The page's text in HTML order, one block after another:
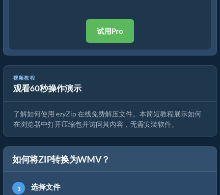
试用Pro
视频教程
观看60秒操作演示
如何使用 ezyZip 在线解压文件（免费，无需安装）
了解如何使用 ezyZip 在线免费解压文件。本简短教程展示如何
在浏览器中打开压缩包并访问其内容，无需安装软件。
如何将ZIP转换为WMV？
选择文件